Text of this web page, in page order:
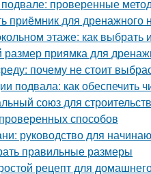
проверенные
приёмник для дренажного
этаже: как выбрать
приямка для
почему не стоит
подвала: как обеспечить
союз для
способов
руководство для
правильные размеры
рецепт для